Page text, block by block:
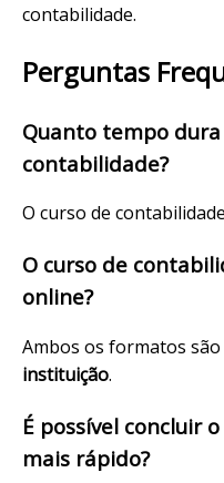
contabilidade.
Perguntas
Quanto tempo
contabilidade?
O curso de
O curso de
online?
Ambos os formatos
instituição.
É possível concluir
mais rápido?